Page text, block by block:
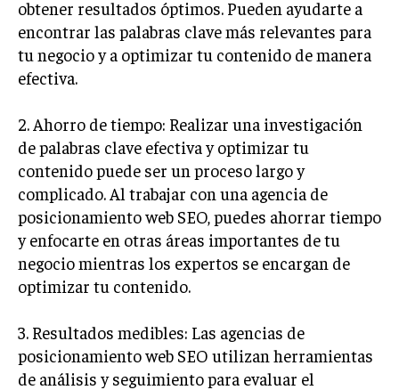
ÉTICA EMPRESARIAL Y RESPONSABILIDAD
SOCIAL
Acerca de
Ricardo Serrano
Soy Ricardo Serrano, apasionado de la
comunicación persuasiva. Con más de 10 años de
experiencia, uso la palabra escrita para crear
estrategias de marketing exitosas. Amante de la
poesía y el ajedrez, siempre busco el enfoque creativo en cada
Aparece en periódicos digitales y domina los buscadores,
Infórmate aquí.
obtener resultados óptimos. Pueden ayudarte a
encontrar las palabras clave más relevantes para
tu negocio y a optimizar tu contenido de manera
efectiva.
2. Ahorro de tiempo: Realizar una investigación
de palabras clave efectiva y optimizar tu
contenido puede ser un proceso largo y
complicado. Al trabajar con una agencia de
posicionamiento web SEO, puedes ahorrar tiempo
y enfocarte en otras áreas importantes de tu
negocio mientras los expertos se encargan de
optimizar tu contenido.
3. Resultados medibles: Las agencias de
posicionamiento web SEO utilizan herramientas
de análisis y seguimiento para evaluar el